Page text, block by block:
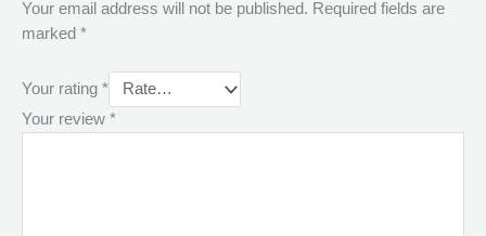
Your email address will not be published. Required fields are
marked *
Your rating *
Your review *